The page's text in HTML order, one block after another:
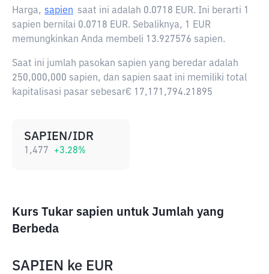
Harga, sapien saat ini adalah 0.0718 EUR. Ini berarti 1
sapien bernilai 0.0718 EUR. Sebaliknya, 1 EUR
memungkinkan Anda membeli 13.927576 sapien.
Saat ini jumlah pasokan sapien yang beredar adalah
250,000,000 sapien, dan sapien saat ini memiliki total
kapitalisasi pasar sebesar€ 17,171,794.21895
SAPIEN/IDR
1,477 +3.28%
Kurs Tukar sapien untuk Jumlah yang
Berbeda
SAPIEN ke EUR